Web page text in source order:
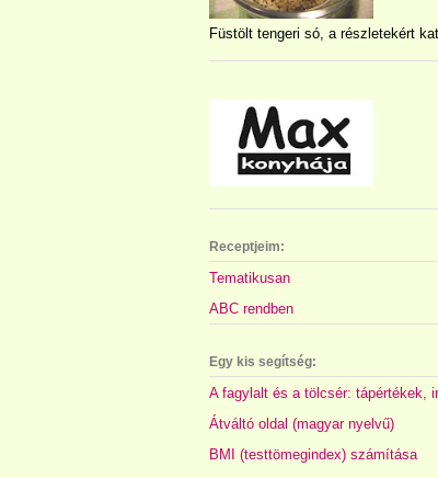
Füstölt tengeri só, a részletekért
Receptjeim:
Tematikusan
ABC rendben
Egy kis segítség:
A fagylalt és a tölcsér: tápértékek,
Átváltó oldal (magyar nyelvű)
BMI (testtömegindex) számítása